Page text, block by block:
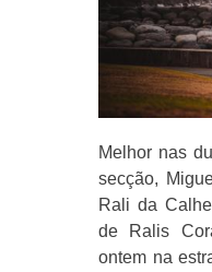
Melhor nas
secção,
Rali da
de Ralis
ontem na